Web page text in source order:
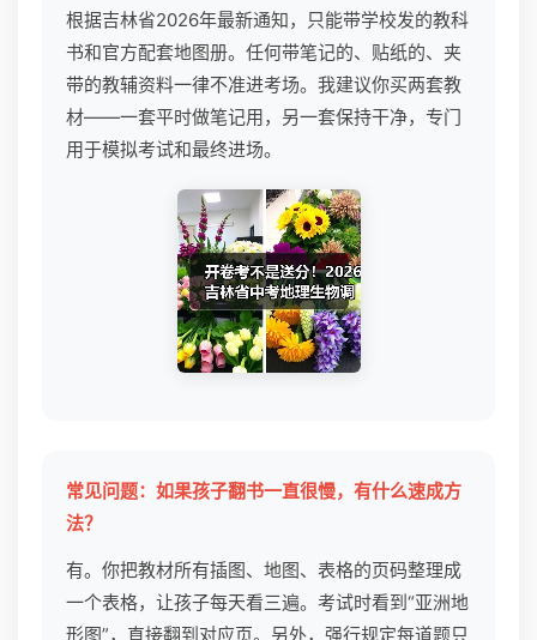
根据吉林省2026年最新通知，只能带学校发的教科
书和官方配套地图册。任何带笔记的、贴纸的、夹
带的教辅资料一律不准进考场。我建议你买两套教
材——一套平时做笔记用，另一套保持干净，专门
用于模拟考试和最终进场。
常见问题：如果孩子翻书一直很慢，有什么速成方
法？
有。你把教材所有插图、地图、表格的页码整理成
一个表格，让孩子每天看三遍。考试时看到“亚洲地
形图”，直接翻到对应页。另外，强行规定每道题只